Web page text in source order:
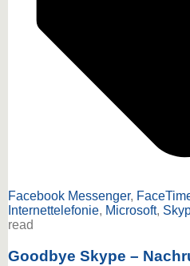
Facebook Messenger,
Internettelefonie, Microsoft,
read
Goodbye Skype –